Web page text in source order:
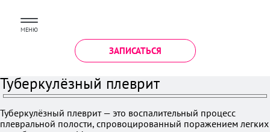
МЕНЮ
ЗАПИСАТЬСЯ
Туберкулёзный плеврит
Туберкулёзный плеврит — это воспалительный процесс
плевральной полости, спровоцированный поражением легких